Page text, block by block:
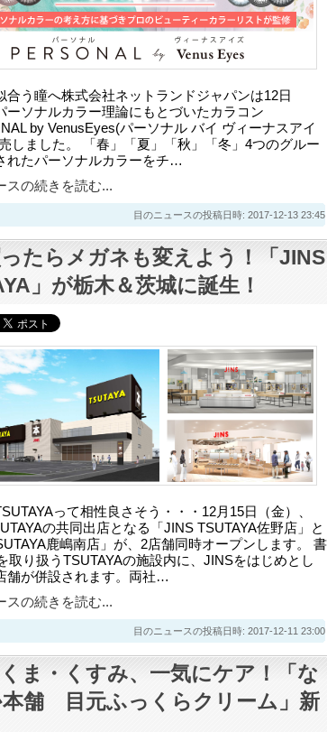
合う瞳へ株式会社ネットランドジャパンは12日
ーソナルカラー理論にもとづいたカラコン
by VenusEyes(パーソナル バイ ヴィーナスアイ
しました。 「春」「夏」「秋」「冬」4つのグルー
れたパーソナルカラーをチ…
スの続きを読む...
目のニュースの投稿日時: 2017-12-13 23:45
たらメガネも変えよう！「JINS
」が栃木＆茨城に誕生！
って相性良さそう・・・12月15日（金）、
の共同出店となる「JINS TSUTAYA佐野店」と
鹿嶋南店」が、2店舗同時オープンします。 書
取り扱うTSUTAYAの施設内に、JINSをはじめとし
舗が併設されます。両社…
スの続きを読む...
目のニュースの投稿日時: 2017-12-11 23:00
ま・くすみ、一気にケア！「な
舗 目元ふっくらクリーム」新